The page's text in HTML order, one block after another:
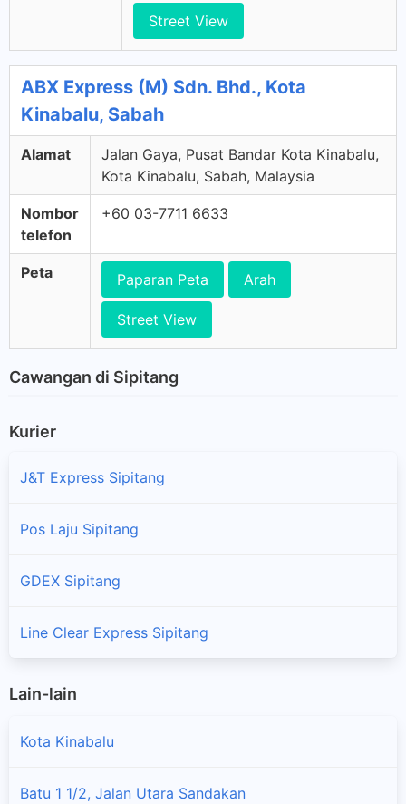
Street View
ABX Express (M) Sdn. Bhd., Kota
Kinabalu, Sabah
Alamat
Jalan Gaya, Pusat Bandar Kota Kinabalu,
Kota Kinabalu, Sabah, Malaysia
Nombor
telefon
+60 03-7711 6633
Peta Paparan Peta Arah
Street View
Cawangan di Sipitang
Kurier
J&T Express Sipitang
Pos Laju Sipitang
GDEX Sipitang
Line Clear Express Sipitang
Lain-lain
Kota Kinabalu
Batu 1 1/2, Jalan Utara Sandakan